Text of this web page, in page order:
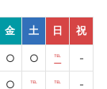
金 土 日 祝
○ ○ ℡ -
○ ℡ ℡ -